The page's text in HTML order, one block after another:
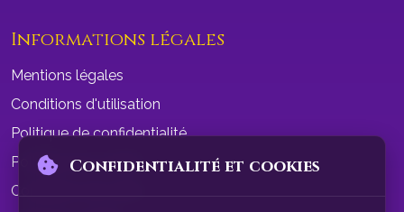
Informations légales
Mentions légales
Conditions d'utilisation
Politique de confidentialité
Politique de cookies
Conditions de vente
Confidentialité et cookies